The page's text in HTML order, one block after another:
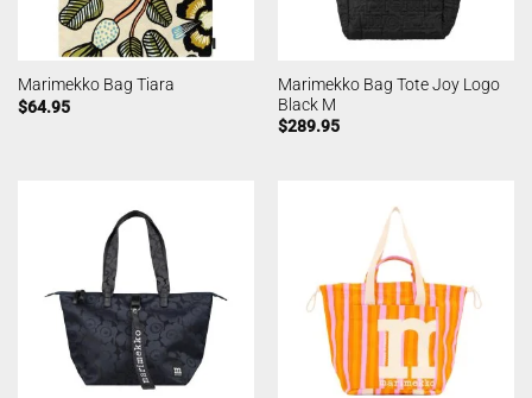
Marimekko Bag Tiara
$64.95
Marimekko Bag Tote Joy Logo
Black M
$289.95